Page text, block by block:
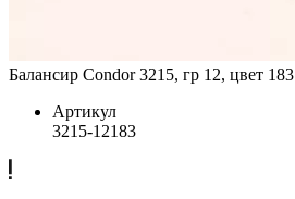
Балансир Condor 3215, гр 12, цвет 183
Артикул
3215-12183